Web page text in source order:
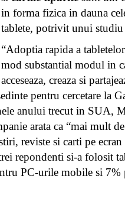
in forma fizica in dauna
tablete, potrivit unui studiu
“Adoptia rapida a
mod substantial modul in
acceseaza, creaza si
pentru cercetare la
anului trecut in SUA,
arata ca “mai mult
reviste si carti pe
repondenti si-a folosit
PC-urile mobile si 7%